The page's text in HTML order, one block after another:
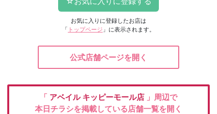
お気に入りに登録したお店は
「 トップページ 」に表示されます。
公式店舗ページを開く
「 アベイル キッピーモール店 」周辺で
本日チラシを掲載している店舗一覧を開く